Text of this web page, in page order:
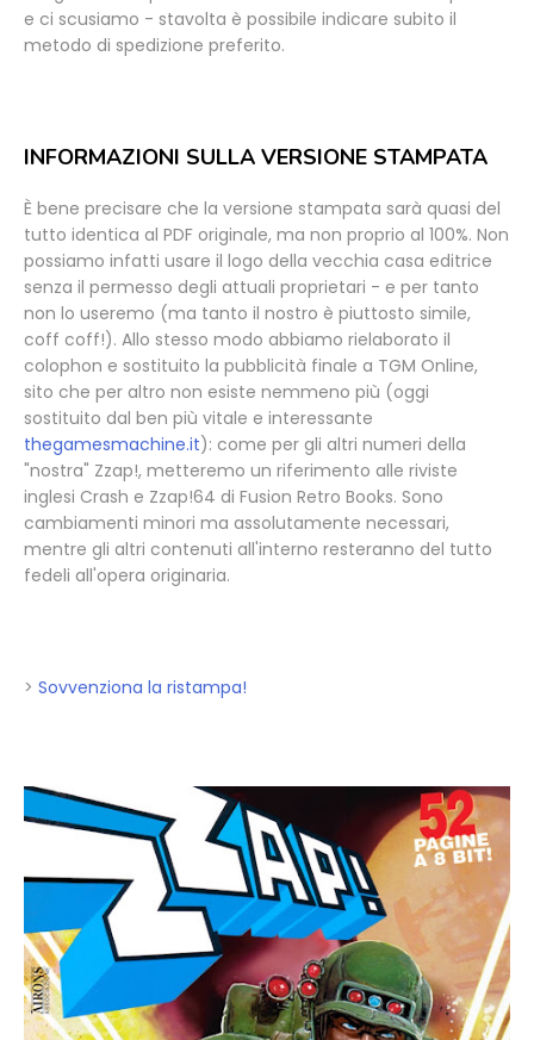
e ci scusiamo - stavolta è possibile indicare subito il
metodo di spedizione preferito.
INFORMAZIONI SULLA VERSIONE STAMPATA
È bene precisare che la versione stampata sarà quasi del
tutto identica al PDF originale, ma non proprio al 100%. Non
possiamo infatti usare il logo della vecchia casa editrice
senza il permesso degli attuali proprietari - e per tanto
non lo useremo (ma tanto il nostro è piuttosto simile,
coff coff!). Allo stesso modo abbiamo rielaborato il
colophon e sostituito la pubblicità finale a TGM Online,
sito che per altro non esiste nemmeno più (oggi
sostituito dal ben più vitale e interessante
thegamesmachine.it): come per gli altri numeri della
"nostra" Zzap!, metteremo un riferimento alle riviste
inglesi Crash e Zzap!64 di Fusion Retro Books. Sono
cambiamenti minori ma assolutamente necessari,
mentre gli altri contenuti all'interno resteranno del tutto
fedeli all'opera originaria.
> Sovvenziona la ristampa!